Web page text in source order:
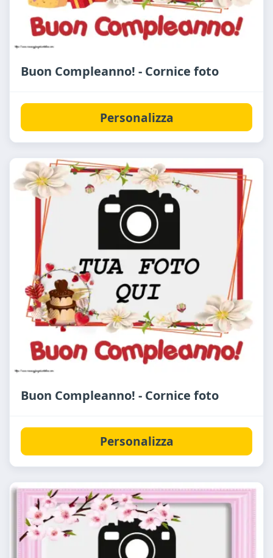
Buon Compleanno! - Cornice foto
Personalizza
Buon Compleanno! - Cornice foto
Personalizza